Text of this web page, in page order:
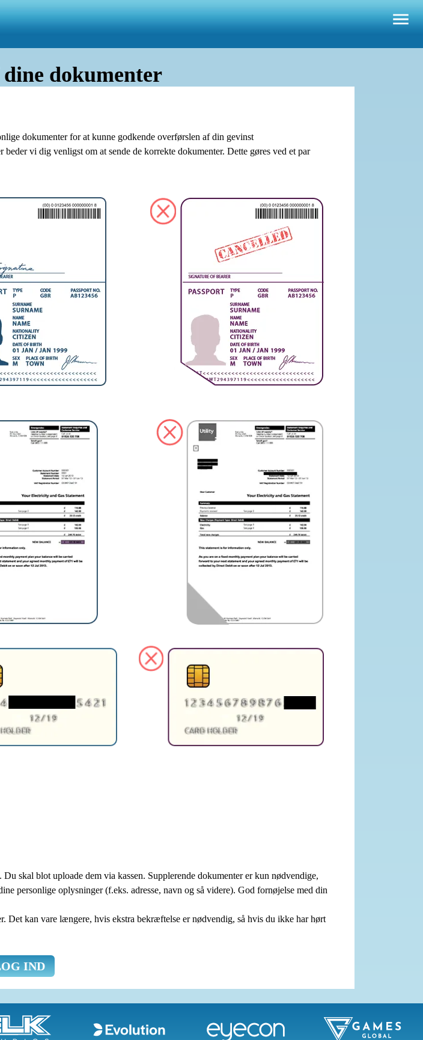
dokumenter
dokumenter for at kunne godkende overførslen af din gevinst
vi dig venligst om at sende de korrekte dokumenter. Dette gøres ved et par
skal blot uploade dem via kassen. Supplerende dokumenter er kun nødvendige,
personlige oplysninger (f.eks. adresse, navn og så videre). God fornøjelse med din
Det kan vare længere, hvis ekstra bekræftelse er nødvendig, så hvis du ikke har hørt
IND